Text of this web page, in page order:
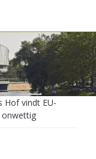
Hof vindt EU-
onwettig